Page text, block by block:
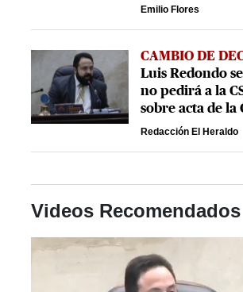
Emilio Flores
CAMBIO DE
Luis Redondo
no pedirá a la
sobre acta de la
Redacción El Heraldo
Videos Recomendados